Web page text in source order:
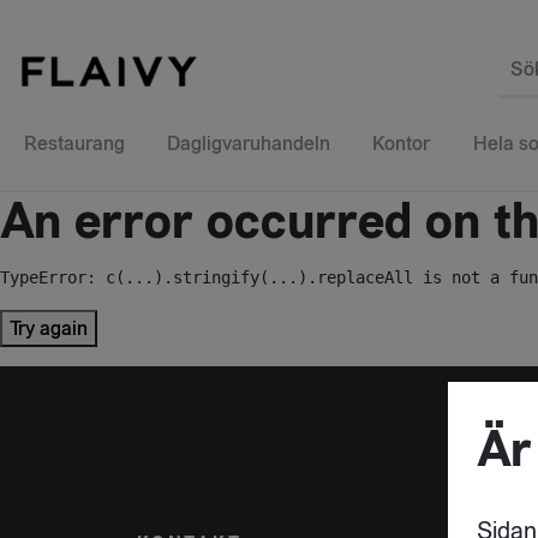
Restaurang Dagligvaruhandeln Kontor Hela
An error occurred on
TypeError: c(...).stringify(...).replaceAll is not a
Try again